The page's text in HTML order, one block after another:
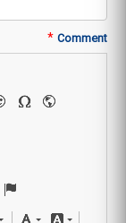
Comment
*